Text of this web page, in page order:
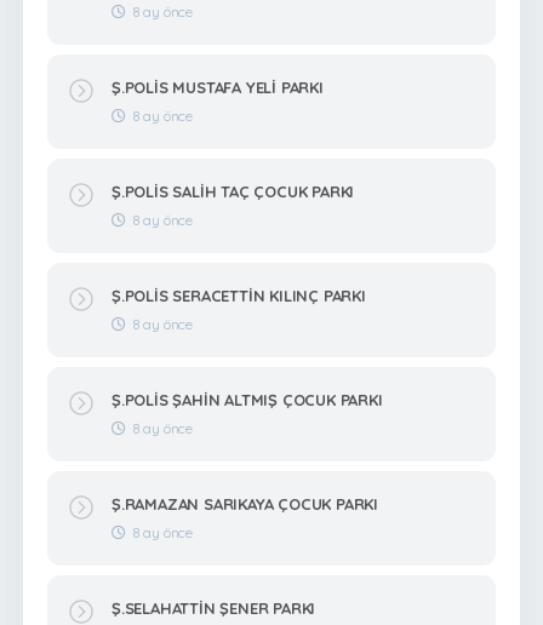
8 ay önce
Ş.POLİS MUSTAFA YELİ PARKI
8 ay önce
Ş.POLİS SALİH TAÇ ÇOCUK PARKI
8 ay önce
Ş.POLİS SERACETTİN KILINÇ PARKI
8 ay önce
Ş.POLİS ŞAHİN ALTMIŞ ÇOCUK PARKI
8 ay önce
Ş.RAMAZAN SARIKAYA ÇOCUK PARKI
8 ay önce
Ş.SELAHATTİN ŞENER PARKI